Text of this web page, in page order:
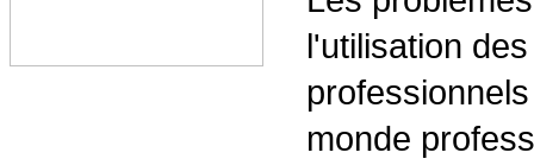
l'utilisation
monde